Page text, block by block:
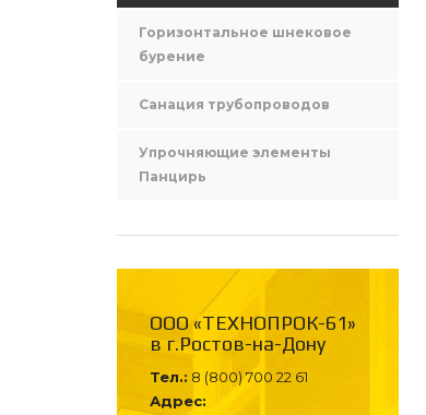
Горизонтальное шнековое
бурение
Санация трубопроводов
Упрочняющие элементы
Панцирь
ООО «ТЕХНОПРОК-61»
в г.Ростов-на-Дону
Тел.: 8 (800) 700 22 61
Адрес: